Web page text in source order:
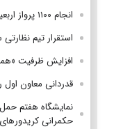
انجام ۱۱۰۰ پرواز اربعینی و جابه‌جایی ۱۴۱ هزار زائر تا ۱۲ مرداد
استقرار تیم‌
افزایش ظرفیت «هما» به ۳۸ هزار صندلی در
قدردانی معاون
نمایشگاه هفتم
حکمرانی